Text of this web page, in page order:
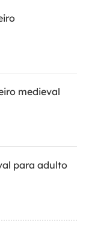
medieval
para adulto